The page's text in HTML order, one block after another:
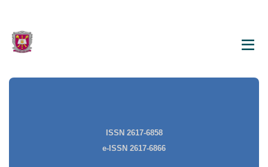
ISSN 2617-6858
e-ISSN 2617-6866